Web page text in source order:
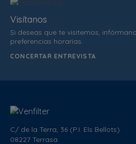
C/ de la Terra, 36 (P.I. Els Bellots)
08227 Terrasa
Visítanos
Si deseas que te visitemos,
preferencias horarias.
CONCERTAR ENTREVISTA